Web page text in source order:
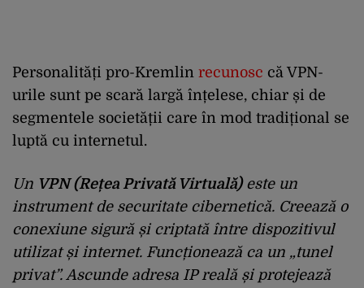
Personalități pro-Kremlin recunosc că VPN-
urile sunt pe scară largă înțelese, chiar și de
segmentele societății care în mod tradițional se
luptă cu internetul.
Un VPN(Rețea Privată Virtuală)este un
instrument de securitate cibernetică. Creează o
conexiune sigură și criptată între dispozitivul
utilizat și internet. Funcționează ca un „tunel
privat”. Ascunde adresa IP reală și protejează